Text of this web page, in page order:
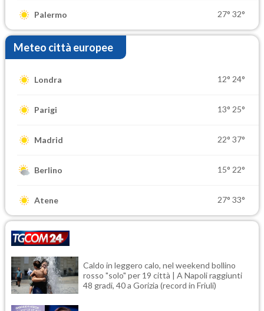
Palermo 27° 32°
Meteo città europee
Londra 12° 24°
Parigi 13° 25°
Madrid 22° 37°
Berlino 15° 22°
Atene 27° 33°
Caldo in leggero calo, nel weekend bollino
rosso "solo" per 19 città | A Napoli raggiunti
48 gradi, 40 a Gorizia (record in Friuli)